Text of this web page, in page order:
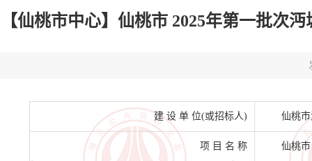
【仙桃市中心】仙桃市 2025年第一批次
建 设 单 位(或招标人) 仙桃
项 目 名 称 仙桃